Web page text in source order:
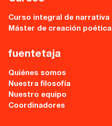
Curso integral de narrativa
Máster de creación poética
fuentetaja
Quiénes somos
Nuestra filosofía
Nuestro equipo
Coordinadores